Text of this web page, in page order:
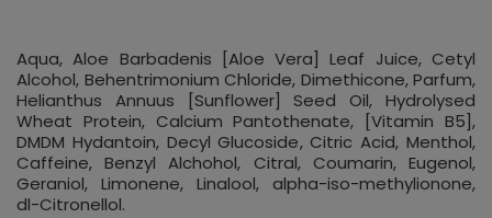
Aqua, Aloe Barbadenis [Aloe Vera] Leaf Juice, Cetyl
Alcohol, Behentrimonium Chloride, Dimethicone, Parfum,
Helianthus Annuus [Sunflower] Seed Oil, Hydrolysed
Wheat Protein, Calcium Pantothenate, [Vitamin B5],
DMDM Hydantoin, Decyl Glucoside, Citric Acid, Menthol,
Caffeine, Benzyl Alchohol, Citral, Coumarin, Eugenol,
Geraniol, Limonene, Linalool, alpha-iso-methylionone,
dl-Citronellol.